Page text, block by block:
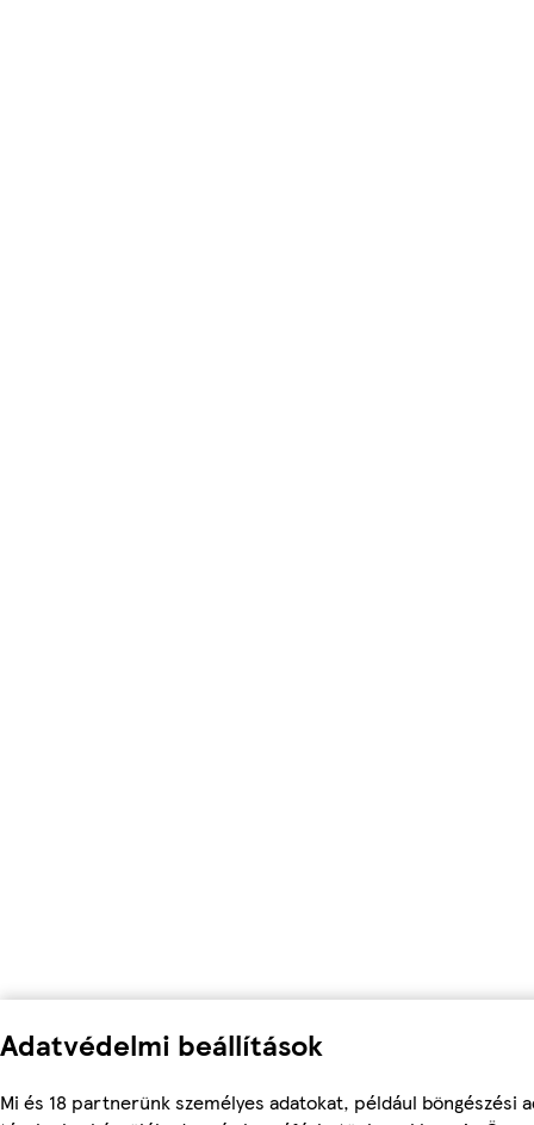
Adatvédelmi beállítások
Mi és 18 partnerünk személyes adatokat, például böngészési